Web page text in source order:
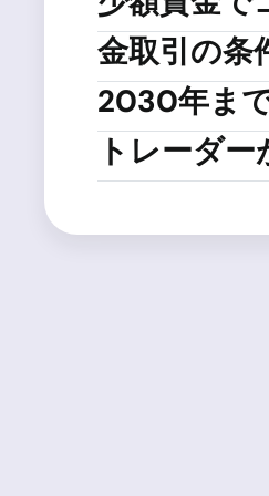
金取引の条
2030年ま
トレーダ